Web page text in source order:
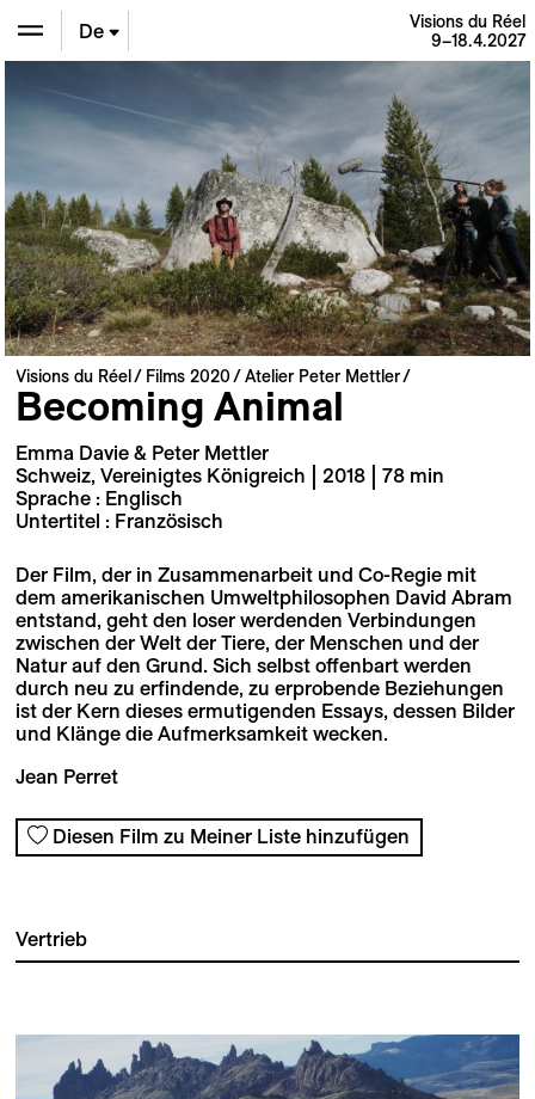
De
Visions du Réel
9–18.4.2027
Visions du Réel Films 2020 Atelier Peter Mettler
Becoming Animal
Emma Davie & Peter Mettler
Schweiz, Vereinigtes Königreich | 2018 | 78 min
Sprache : Englisch
Untertitel : Französisch
Der Film, der in Zusammenarbeit und Co-Regie mit
dem amerikanischen Umweltphilosophen David Abram
entstand, geht den loser werdenden Verbindungen
zwischen der Welt der Tiere, der Menschen und der
Natur auf den Grund. Sich selbst offenbart werden
durch neu zu erfindende, zu erprobende Beziehungen
ist der Kern dieses ermutigenden Essays, dessen Bilder
und Klänge die Aufmerksamkeit wecken.
Jean Perret
Diesen Film zu Meiner Liste hinzufügen
Vertrieb